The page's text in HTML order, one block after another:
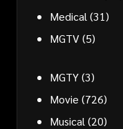
Medical (31)
MGTV(5)
MGTY(3)
Movie (726)
Musical (20)